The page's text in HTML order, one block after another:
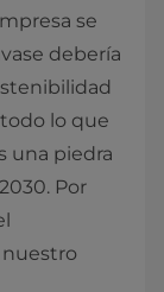
se
debería
lo que
una piedra
Por